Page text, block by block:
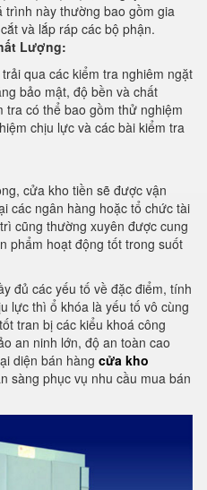
trình này thường bao gồm gia
và lắp ráp các bộ phận.
Lượng:
qua các kiểm tra nghiêm ngặt
bảo mật, độ bền và chất
tra có thể bao gồm thử nghiệm
chịu lực và các bài kiểm tra
cửa kho tiền sẽ được vận
các ngân hàng hoặc tổ chức tài
cũng thường xuyên được cung
phẩm hoạt động tốt trong suốt
đủ các yếu tố về đặc điểm, tính
lực thì ổ khóa là yếu tố vô cùng
tran bị các kiểu khoá công
an ninh lớn, độ an toàn cao
diện bán hàng cửa kho
sàng phục vụ nhu cầu mua bán